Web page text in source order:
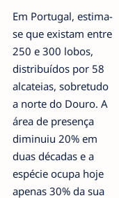
Em Portugal, estima-
se que existam entre
250 e 300 lobos,
distribuídos por 58
alcateias, sobretudo
a norte do Douro. A
área de presença
diminuiu 20% em
duas décadas e a
espécie ocupa hoje
apenas 30% da sua